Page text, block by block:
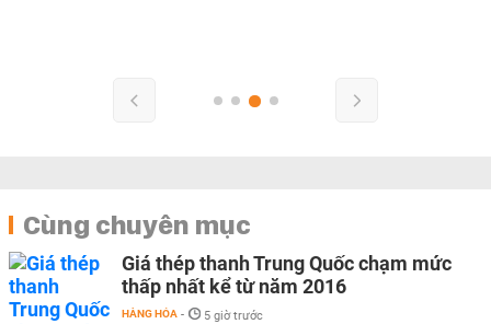
Cùng chuyên mục
Giá thép thanh Trung Quốc chạm mức
thấp nhất kể từ năm 2016
HÀNG HÓA - 5 giờ trước